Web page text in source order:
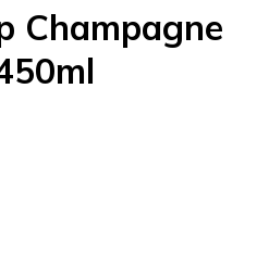
Champagne